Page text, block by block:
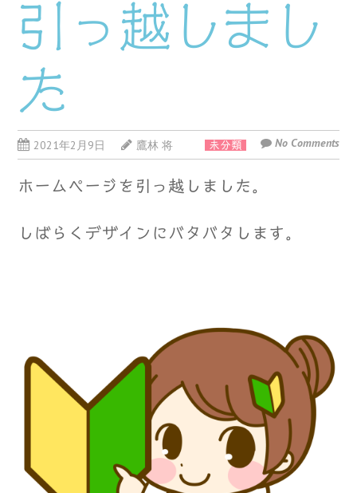
引っ越しまし
た
2021年2月9日 鷹林 将 未分類 No Comments
ホームページを引っ越しました。
しばらくデザインにバタバタします。